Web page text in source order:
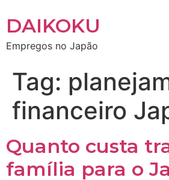
DAIKOKU
Empregos no Japão
Tag:
financeiro
Quanto custa
família para o